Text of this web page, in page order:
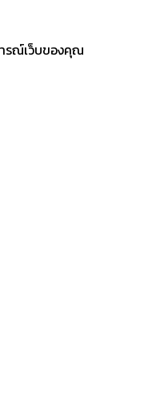
รณ์เว็บของคุณ